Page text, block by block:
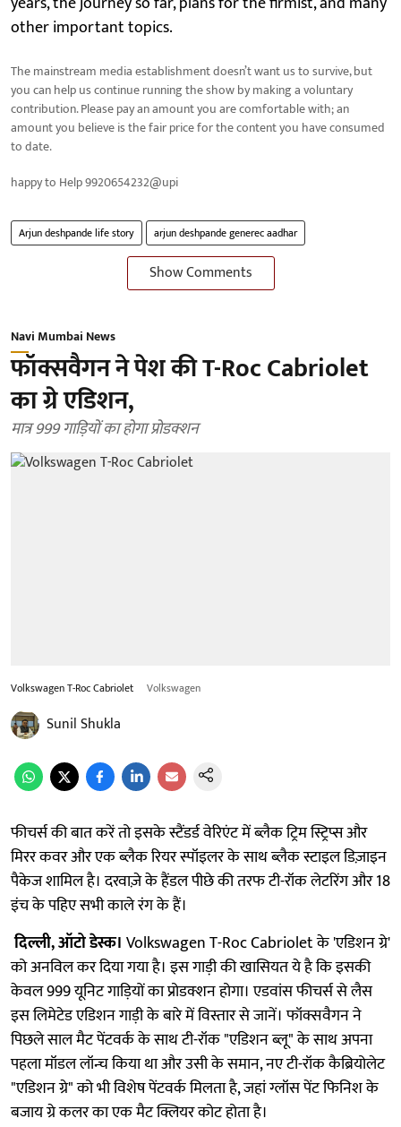
other important topics.
The mainstream media establishment doesn’t want us to survive, but
you can help us continue running the show by making a voluntary
contribution. Please pay an amount you are comfortable with; an
amount you believe is the fair price for the content you have consumed
to date.
happy to Help 9920654232@upi
Arjun deshpande life story arjun deshpande generec aadhar
Show Comments
Navi Mumbai News
फॉक्सवैगन ने पेश की T-Roc Cabriolet
का ग्रे एडिशन,
मात्र 999 गाड़ियों का होगा प्रोडक्शन
Volkswagen T-Roc Cabriolet Volkswagen
Sunil Shukla
फीचर्स की बात करें तो इसके स्टैंडर्ड वेरिएंट में ब्लैक ट्रिम स्ट्रिप्स और
मिरर कवर और एक ब्लैक रियर स्पॉइलर के साथ ब्लैक स्टाइल डिज़ाइन
पैकेज शामिल है। दरवाज़े के हैंडल पीछे की तरफ टी-रॉक लेटरिंग और 18
इंच के पहिए सभी काले रंग के हैं।
दिल्ली, ऑटो डेस्क। Volkswagen T-Roc Cabriolet के 'एडिशन ग्रे'
को अनविल कर दिया गया है। इस गाड़ी की खासियत ये है कि इसकी
केवल 999 यूनिट गाड़ियों का प्रोडक्शन होगा। एडवांस फीचर्स से लैस
इस लिमेटेड एडिशन गाड़ी के बारे में विस्तार से जानें। फॉक्सवैगन ने
पिछले साल मैट पेंटवर्क के साथ टी-रॉक "एडिशन ब्लू" के साथ अपना
पहला मॉडल लॉन्च किया था और उसी के समान, नए टी-रॉक कैब्रियोलेट
"एडिशन ग्रे" को भी विशेष पेंटवर्क मिलता है, जहां ग्लॉस पेंट फिनिश के
बजाय ग्रे कलर का एक मैट क्लियर कोट होता है।